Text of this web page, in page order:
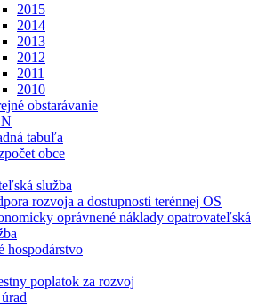
2015
2014
2013
2012
2011
2010
obstarávanie
tabuľa
obce
služba
rozvoja a dostupnosti terénnej OS
oprávnené náklady opatrovateľská
hospodárstvo
poplatok za rozvoj